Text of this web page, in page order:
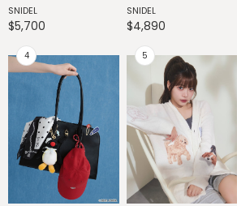
SNIDEL
$5,700
SNIDEL
$4,890